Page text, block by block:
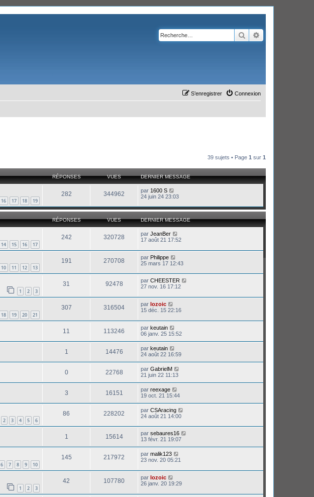
Rechercher
Connexion
S’enregistrer
39 sujets • Page 1 sur 1
RÉPONSES VUES DERNIER MESSAGE
16 17 18 19
282 344962 par 1600 S
24 juin 24 23:03
RÉPONSES VUES DERNIER MESSAGE
14 15 16 17
242 320728 par JeanBer
17 août 21 17:52
10 11 12 13
191 270708 par Philippe
25 mars 17 12:43
1 2 3
31 92478 par CHEESTER
27 nov. 16 17:12
18 19 20 21
307 316504 par lozoic
15 déc. 15 22:16
11 113246 par keutain
06 janv. 25 15:52
1 14476 par keutain
24 août 22 16:59
0 22768 par GabrielM
21 juin 22 11:13
3 16151 par reexage
19 oct. 21 15:44
2 3 4 5 6
86 228202 par CSAracing
24 août 21 14:00
1 15614 par sebaures16
13 févr. 21 19:07
6 7 8 9 10
145 217972 par malik123
23 nov. 20 05:21
1 2 3
42 107780 par lozoic
26 janv. 20 19:29